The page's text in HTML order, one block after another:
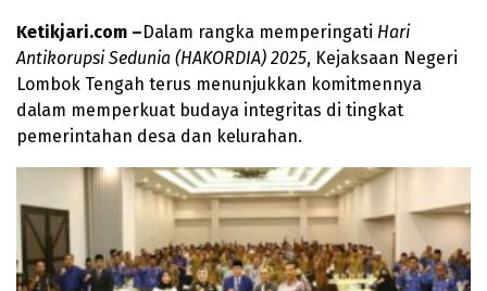
Ketikjari.com – Dalam rangka memperingati Hari
Antikorupsi Sedunia (HAKORDIA) 2025, Kejaksaan Negeri
Lombok Tengah terus menunjukkan komitmennya
dalam memperkuat budaya integritas di tingkat
pemerintahan desa dan kelurahan.